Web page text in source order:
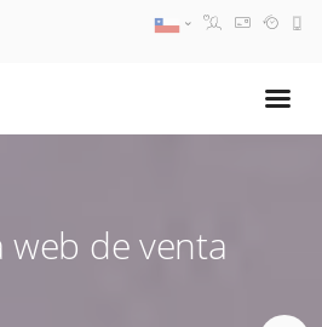
web de venta
A 18:30 PM